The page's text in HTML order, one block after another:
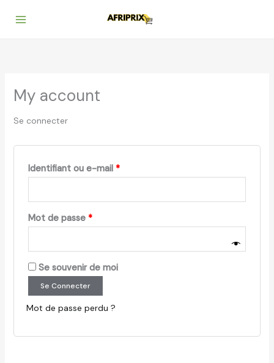
My account
Se connecter
Identifiant ou e-mail *
Mot de passe *
Se souvenir de moi
Se Connecter
Mot de passe perdu ?